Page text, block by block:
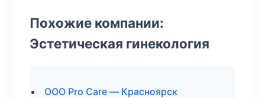
Похожие компании:
Эстетическая гинекология
ООО Pro Care — Красноярск